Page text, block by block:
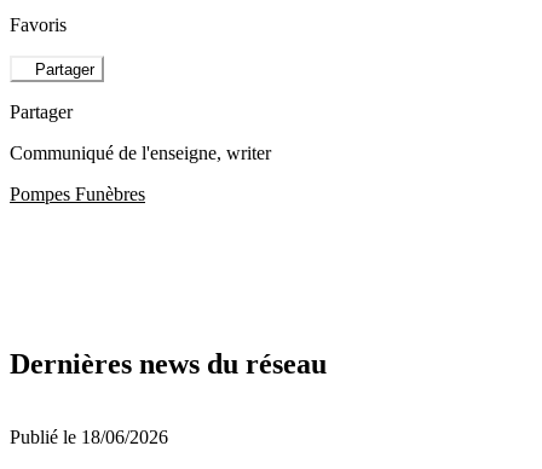
Favoris
Partager
Partager
Communiqué de l'enseigne, writer
Pompes Funèbres
Dernières news du réseau
Publié le 18/06/2026